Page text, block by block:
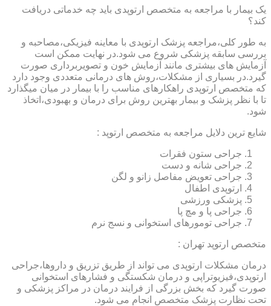
یک بیمار با مراجعه به متخصص ارتوپدی باید چه خدماتی دریافت
کند؟
به طور کلی،مراجعه پزشک ارتوپدی با معاینه فیزیکی،مصاحبه و
بررسی سابقه پزشکی شروع می شود.در نهایت ممکن است
آزمایش های بیشتری مانند آزمایش خون و تصویربرداری صورت
گیرد.در بسیاری از مشکلات،روش های درمانی متعددی وجود دارد
که متخصص ارتوپدی راهکارهای مناسب را با بیمار در میان میگذارد
تا با نظر پزشک و بیمار بهترین روش برای درمان و بهبودی،اتخاذ
شود.
شایع ترین دلایل مراجعه به متخصص ارتوپد :
جراحی ستون فقرات
جراحی شانه و دست
جراحی تعویض مفاصل زانو و لگن
ارتوپدی اطفال
پزشکی ورزشی
جراحی پا و مچ پا
جراحی تومورهای استخوانی و نسج نرم
متخصص ارتوپد تهران :
درمان مشکلات ارتوپدی می تواند از طریق تزریق و داروها،جراحی
ارتوپدی،فیزیوتراپی و درمان شکستگی و فشارهای استخوانی
صورت گیرد که بخش بزرگی از فرایند درمان در مراکز پزشکی و
تحت نظارت پزشک متخصص انجام می شود.